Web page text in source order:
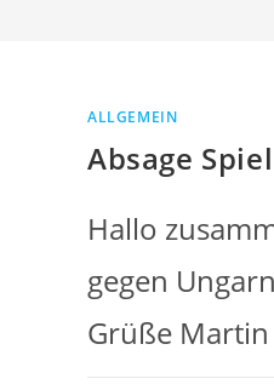
ALLGEMEIN
Absage
Hallo
gegen
Grüße Martin